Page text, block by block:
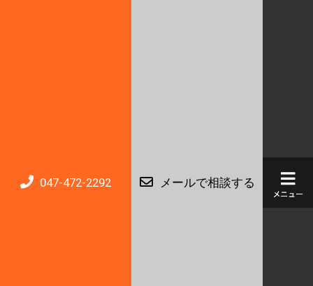
047-472-2292 メールで相談する